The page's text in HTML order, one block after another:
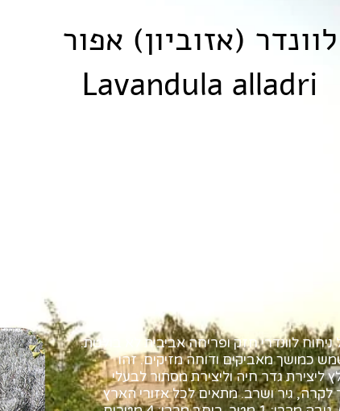
לוונדר (אזוביון) אפור
Lavandula alladri
ניחוח לוונדרי חזק ופריחה אביבית לא בולטת.
כמושך מאביקים ודוחה מזיקים. זהו
ליצירת גדר חיה וליצירת מסתור לבעלי
גיר ושרב. מתאים לכל אזורי הארץ